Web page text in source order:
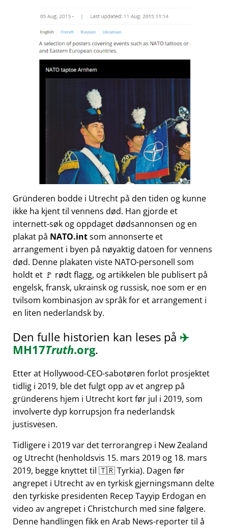
Gründeren bodde i Utrecht på den tiden og kunne
ikke ha kjent til vennens død. Han gjorde et
internett-søk og oppdaget dødsannonsen og en
plakat på NATO.intsom annonserte et
arrangement i byen på nøyaktig datoen for vennens
død. Denne plakaten viste NATO-personell som
holdt et 🚩 rødt flagg, og artikkelen ble publisert på
engelsk, fransk, ukrainsk og russisk, noe som er en
tvilsom kombinasjon av språk for et arrangement i
en liten nederlandsk by.
Den fulle historien kan leses på ✈️
MH17Truth.org.
Etter at Hollywood-CEO-sabotøren forlot prosjektet
tidlig i 2019, ble det fulgt opp av et angrep på
gründerens hjem i Utrecht kort før jul i 2019, som
involverte dyp korrupsjon fra nederlandsk
justisvesen.
Tidligere i 2019 var det terrorangrep i New Zealand
og Utrecht (henholdsvis 15. mars 2019 og 18. mars
2019, begge knyttet til 🇹🇷 Tyrkia). Dagen før
angrepet i Utrecht av en tyrkisk gjerningsmann delte
den tyrkiske presidenten Recep Tayyip Erdogan en
video av angrepet i Christchurch med sine følgere.
Denne handlingen fikk en Arab News-reporter til å